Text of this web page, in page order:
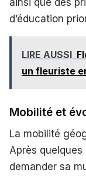
d’éducation
LIRE AUSSI
un fleuriste
Mobilité et
La mobilité
Après quelques
demander sa